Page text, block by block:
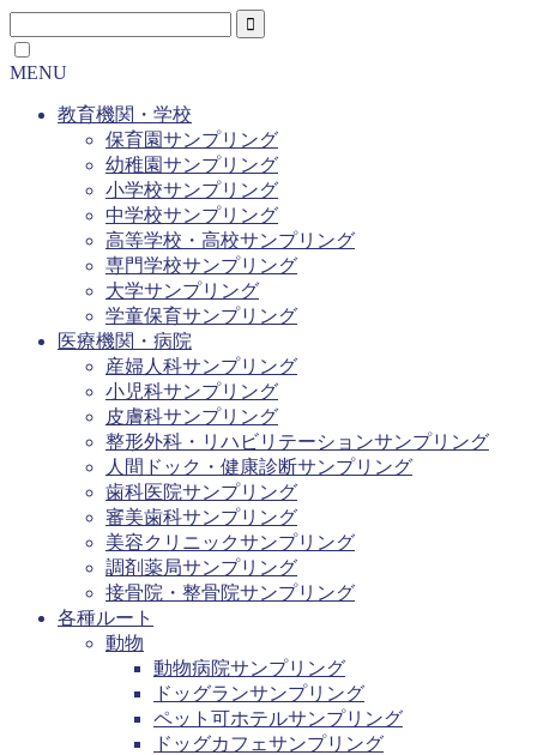
MENU
教育機関・学校
保育園サンプリング
幼稚園サンプリング
小学校サンプリング
中学校サンプリング
高等学校・高校サンプリング
専門学校サンプリング
大学サンプリング
学童保育サンプリング
医療機関・病院
産婦人科サンプリング
小児科サンプリング
皮膚科サンプリング
整形外科・リハビリテーションサンプリング
人間ドック・健康診断サンプリング
歯科医院サンプリング
審美歯科サンプリング
美容クリニックサンプリング
調剤薬局サンプリング
接骨院・整骨院サンプリング
各種ルート
動物
動物病院サンプリング
ドッグランサンプリング
ペット可ホテルサンプリング
ドッグカフェサンプリング